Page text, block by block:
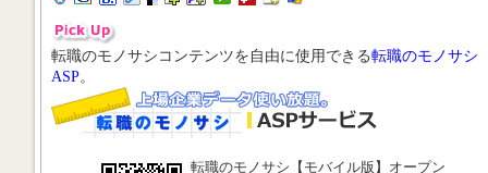
転職のモノサシコンテンツを自由に使用できる転職のモノサシ
ASP。
転職のモノサシ【モバイル版】オープン